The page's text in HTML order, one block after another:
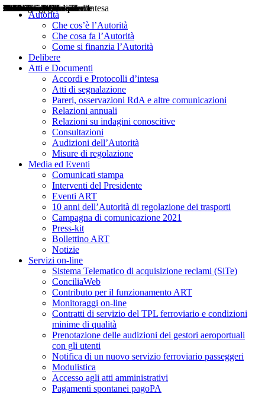
Autorità
Che cos’è l’Autorità
Che cosa fa l’Autorità
Come si finanzia l’Autorità
Delibere
Atti e Documenti
Accordi e Protocolli d’intesa
Atti di segnalazione
Pareri, osservazioni RdA e altre comunicazioni
Relazioni annuali
Relazioni su indagini conoscitive
Consultazioni
Audizioni dell’Autorità
Misure di regolazione
Media ed Eventi
Comunicati stampa
Interventi del Presidente
Eventi ART
10 anni dell’Autorità di regolazione dei trasporti
Campagna di comunicazione 2021
Press-kit
Bollettino ART
Notizie
Servizi on-line
Sistema Telematico di acquisizione reclami (SiTe)
ConciliaWeb
Contributo per il funzionamento ART
Monitoraggi on-line
Contratti di servizio del TPL ferroviario e condizioni
minime di qualità
Prenotazione delle audizioni dei gestori aeroportuali
con gli utenti
Notifica di un nuovo servizio ferroviario passeggeri
Modulistica
Accesso agli atti amministrativi
Pagamenti spontanei pagoPA
Delibere
Pareri
Consultazioni
Audizioni
Atti di Segnalazione
Accordi e Protocolli d'Intesa
Relazioni annuali
Misure di regolazione
Notizie
Comunicati Stampa
Bollettini ART
Convegni ART
Interviste del Presidente
Articoli in primo piano
Interventi del Presidente
2004
2005
2010
2013
2014
2015
2016
2017
2018
2019
202
2020
2021
2022
2023
2024
2025
2026
Aereo
Marittimo
Terrestre